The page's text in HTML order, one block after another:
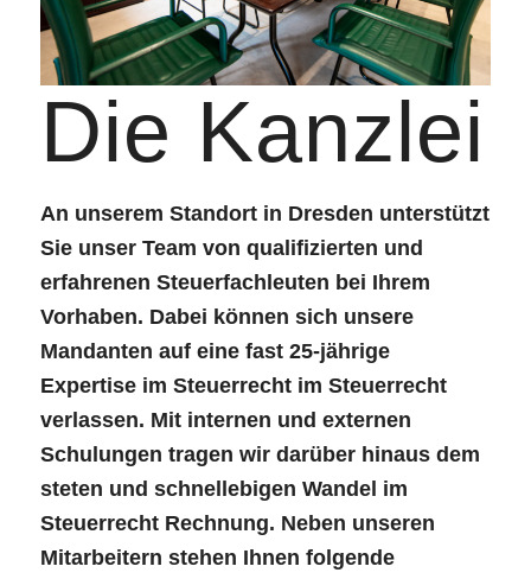
—Heinrich List, ehem. Präsident des
Die Kanzlei
An unserem Standort in Dresden unterstützt
Sie unser Team von qualifizierten und
erfahrenen Steuerfachleuten bei Ihrem
Vorhaben. Dabei können sich unsere
Mandanten auf eine fast 25-jährige
Expertise im Steuerrecht im Steuerrecht
verlassen. Mit internen und externen
Schulungen tragen wir darüber hinaus dem
steten und schnellebigen Wandel im
Steuerrecht Rechnung. Neben unseren
Mitarbeitern stehen Ihnen folgende